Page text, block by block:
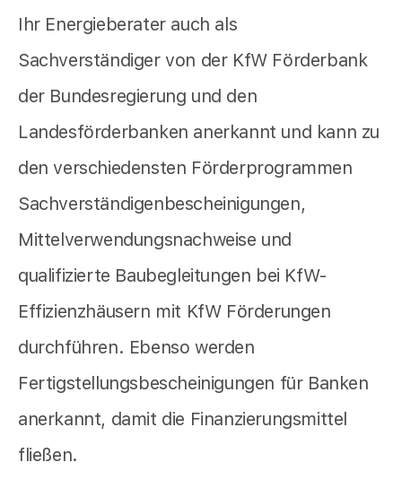
Ihr Energieberater auch als
Sachverständiger von der KfW Förderbank
der Bundesregierung und den
Landesförderbanken anerkannt und kann zu
den verschiedensten Förderprogrammen
Sachverständigenbescheinigungen,
Mittelverwendungsnachweise und
qualifizierte Baubegleitungen bei KfW-
Effizienzhäusern mit KfW Förderungen
durchführen. Ebenso werden
Fertigstellungsbescheinigungen für Banken
anerkannt, damit die Finanzierungsmittel
fließen.